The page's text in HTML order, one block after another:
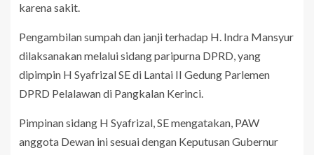
karena sakit.
Pengambilan sumpah dan janji terhadap H. Indra Mansyur
dilaksanakan melalui sidang paripurna DPRD, yang
dipimpin H Syafrizal SE di Lantai II Gedung Parlemen
DPRD Pelalawan di Pangkalan Kerinci.
Pimpinan sidang H Syafrizal, SE mengatakan, PAW
anggota Dewan ini sesuai dengan Keputusan Gubernur